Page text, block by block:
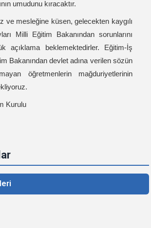
umudunu kıracaktır.
ve mesleğine küsen, gelecekten kaygılı
Milli Eğitim Bakanından sorunlarını
açıklama beklemektedirler. Eğitim-İş
Bakanından devlet adına verilen sözün
öğretmenlerin mağduriyetlerinin
Kurulu